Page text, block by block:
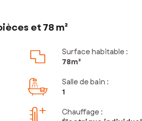
et 78 m²
Surface habitable :
78m²
Salle de bain :
1
Chauffage :